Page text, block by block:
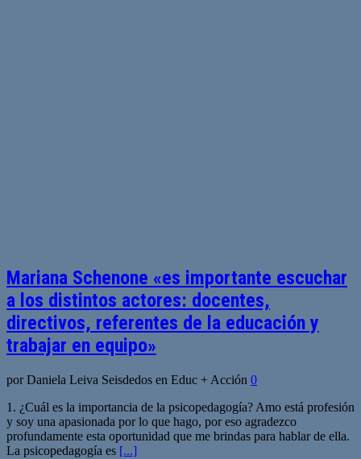
Mariana Schenone «es importante escuchar
a los distintos actores: docentes,
directivos, referentes de la educación y
trabajar en equipo»
por Daniela Leiva Seisdedos en Educ + Acción 0
1. ¿Cuál es la importancia de la psicopedagogía? Amo está profesión
y soy una apasionada por lo que hago, por eso agradezco
profundamente esta oportunidad que me brindas para hablar de ella.
La psicopedagogía es [...]